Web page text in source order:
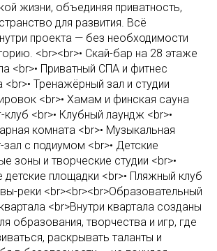
жизни, объединяя приватность,
для развития. Всё
проекта — без необходимости
<br><br>• Скай-бар на 28 этаже
<br>• Приватный СПА и фитнес
Тренажёрный зал и студии
<br>• Хамам и финская сауна
клуб <br>• Клубный лаундж <br>•
комната <br>• Музыкальная
зал с подиумом <br>• Детские
зоны и творческие студии <br>•
детские площадки <br>• Пляжный клуб
реки <br><br><br>Образовательный
<br>Внутри квартала созданы
образования, творчества и игр, где
раскрывать таланты и